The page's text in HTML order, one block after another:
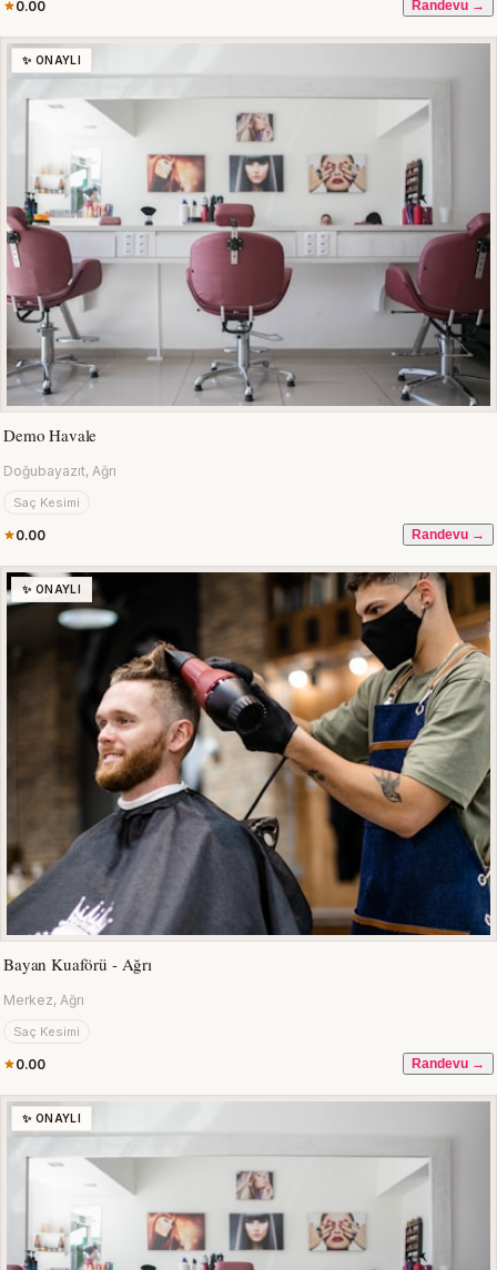
0.00 Randevu →
✨ ONAYLI
Demo Havale
Doğubayazıt, Ağrı
Saç Kesimi
0.00 Randevu →
✨ ONAYLI
Bayan Kuaförü - Ağrı
Merkez, Ağrı
Saç Kesimi
0.00 Randevu →
✨ ONAYLI